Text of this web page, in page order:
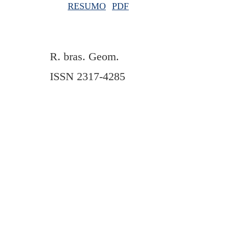
RESUMO PDF
R. bras. Geom.
ISSN 2317-4285